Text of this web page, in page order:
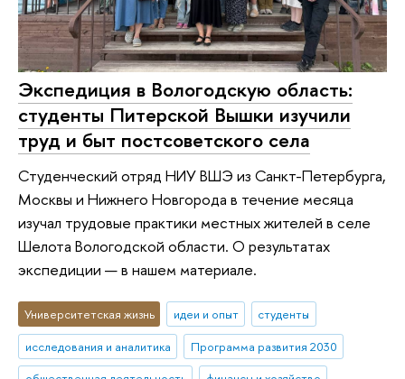
Экспедиция в Вологодскую область:
студенты Питерской Вышки изучили
труд и быт постсоветского села
Студенческий отряд НИУ ВШЭ из Санкт-Петербурга,
Москвы и Нижнего Новгорода в течение месяца
изучал трудовые практики местных жителей в селе
Шелота Вологодской области. О результатах
экспедиции — в нашем материале.
Университетская жизнь идеи и опыт
студенты
исследования и аналитика
Программа развития 2030